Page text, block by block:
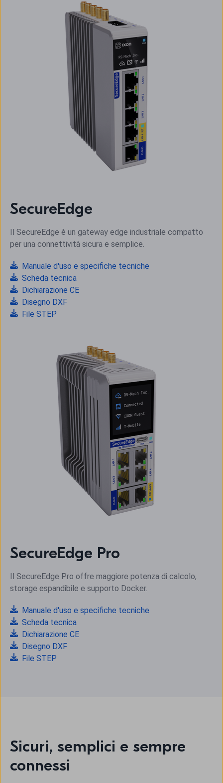
SecureEdge
Il SecureEdge è un gateway edge industriale compatto
per una connettività sicura e semplice.
Manuale d'uso e specifiche tecniche
Scheda tecnica
Dichiarazione CE
Disegno DXF
File STEP
SecureEdge Pro
Il SecureEdge Pro offre maggiore potenza di calcolo,
storage espandibile e supporto Docker.
Manuale d'uso e specifiche tecniche
Scheda tecnica
Dichiarazione CE
Disegno DXF
File STEP
Sicuri, semplici e sempre
connessi